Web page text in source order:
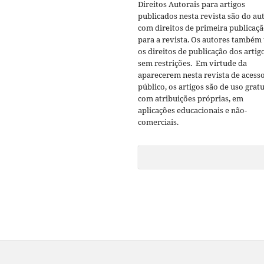
Direitos Autorais para artigos
publicados nesta revista são do
com direitos de primeira
para a revista. Os autores também
os direitos de publicação dos
sem restrições. Em virtude da
aparecerem nesta revista de
público, os artigos são de uso
com atribuições próprias, em
aplicações educacionais e não-
comerciais.